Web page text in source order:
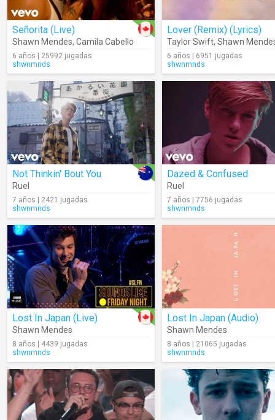
Señorita (Live)
Shawn Mendes, Camila Cabello
6 años | 25992 jugadas
shwnmnds
Lover (Remix) (Lyrics)
Taylor Swift, Shawn
6 años | 6951 jugadas
shwnmnds
Not Thinkin' Bout You
Ruel
7 años | 2421 jugadas
shwnmnds
Dazed & Confused
Ruel
7 años | 7756 jugadas
shwnmnds
Lost In Japan (Live)
Shawn Mendes
8 años | 4439 jugadas
shwnmnds
Lost In Japan (Audio)
Shawn Mendes
8 años | 21065 jugadas
shwnmnds